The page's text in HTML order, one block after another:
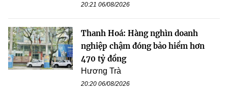
20:21 06/08/2026
Thanh Hoá: Hàng nghìn doanh
nghiệp chậm đóng bảo hiểm hơn
470 tỷ đồng
Hương Trà
20:20 06/08/2026